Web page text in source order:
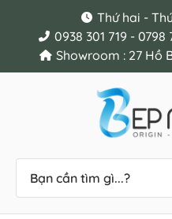
Thứ hai -
0938 301 719 -
Showroom : 27 Hồ